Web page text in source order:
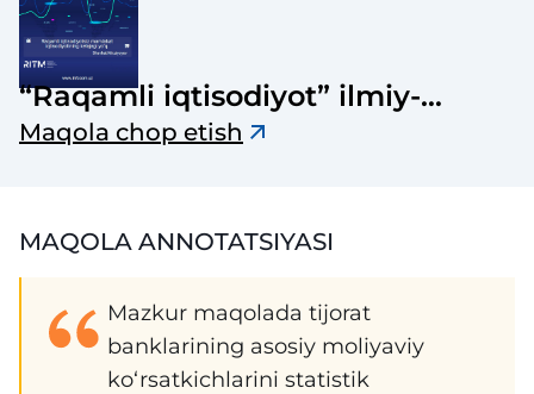
“Raqamli iqtisodiyot” ilmiy-
elektron jurnali
Maqola chop etish
MAQOLA ANNOTATSIYASI
Mazkur maqolada tijorat
banklarining asosiy moliyaviy
ko‘rsatkichlarini statistik